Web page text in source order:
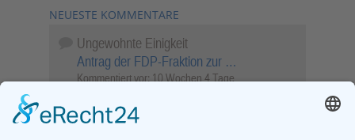
NEUESTE KOMMENTARE
Ungewohnte Einigkeit
Antrag der FDP-Fraktion zur …
Kommentiert vor: 10 Wochen 4 Tage
Objekt …